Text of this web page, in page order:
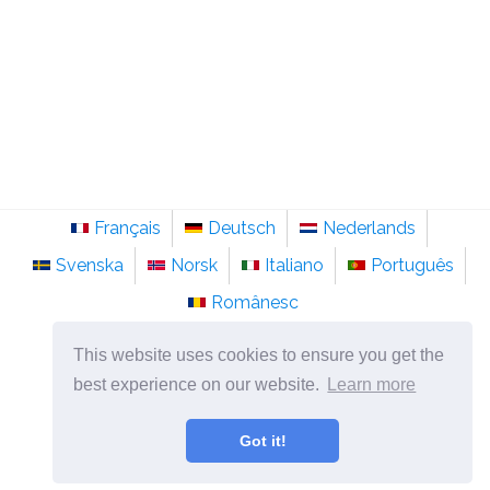
This website uses cookies to ensure you get the
best experience on our website.
Learn more
Got it!
Français Deutsch
Nederlands
Svenska
Norsk Italiano
Português
Românesc
©2026sainte-anastasie.org
Psychologie, philosophie et réflexion sur la vie.